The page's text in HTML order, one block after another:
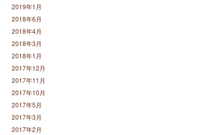
2019年1月
2018年6月
2018年4月
2018年3月
2018年1月
2017年12月
2017年11月
2017年10月
2017年5月
2017年3月
2017年2月